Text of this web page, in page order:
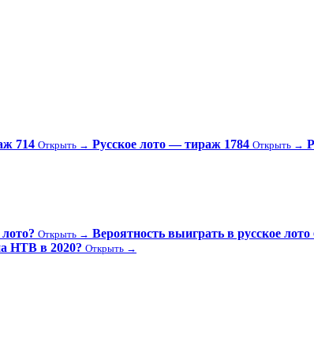
714 Открыть → Русское лото — тираж 1784 Открыть →
Открыть → Вероятность выиграть в русское лото
НТВ в 2020? Открыть →